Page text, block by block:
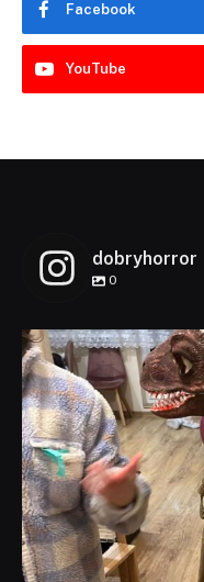
Facebook
YouTube
dobryhorror
0